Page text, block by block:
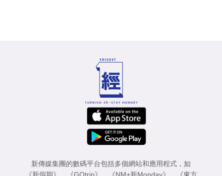
新傳媒集團的數碼平台包括多個網站和應用程式，如